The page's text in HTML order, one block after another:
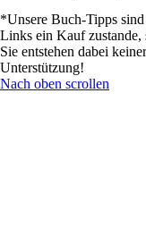
*Unsere Buch-Tipps
Links ein Kauf
Sie entstehen dabei
Unterstützung!
Nach oben scrollen